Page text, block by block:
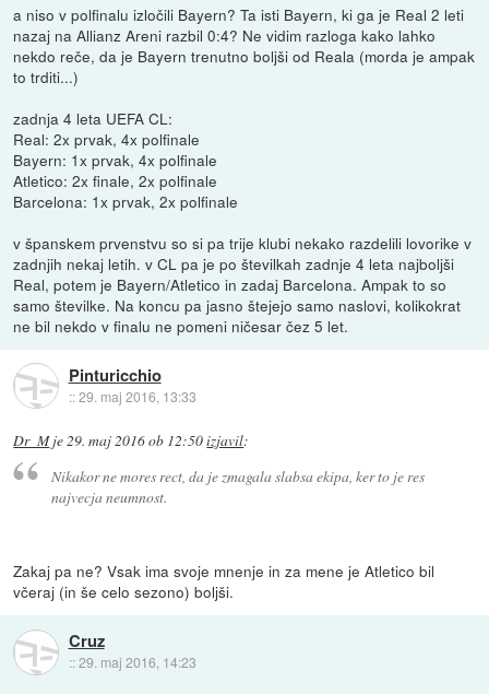
a niso v polfinalu izločili Bayern? Ta isti Bayern, ki ga je Real 2 leti
nazaj na Allianz Areni razbil 0:4? Ne vidim razloga kako lahko
nekdo reče, da je Bayern trenutno boljši od Reala (morda je ampak
to trditi...)
zadnja 4 leta UEFA CL:
Real: 2x prvak, 4x polfinale
Bayern: 1x prvak, 4x polfinale
Atletico: 2x finale, 2x polfinale
Barcelona: 1x prvak, 2x polfinale
v španskem prvenstvu so si pa trije klubi nekako razdelili lovorike v
zadnjih nekaj letih. v CL pa je po številkah zadnje 4 leta najboljši
Real, potem je Bayern/Atletico in zadaj Barcelona. Ampak to so
samo številke. Na koncu pa jasno štejejo samo naslovi, kolikokrat
ne bil nekdo v finalu ne pomeni ničesar čez 5 let.
Pinturicchio
::29. maj 2016, 13:33
Dr_Mje 29. maj 2016 ob 12:50izjavil:
Nikakor ne mores rect, da je zmagala slabsa ekipa, ker to je res
najvecja neumnost.
Zakaj pa ne? Vsak ima svoje mnenje in za mene je Atletico bil
včeraj (in še celo sezono) boljši.
Cruz
::29. maj 2016, 14:23